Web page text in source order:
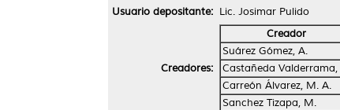
Usuario depositante: Lic. Josimar Pulido
Creadores:
Creador
Suárez Gómez, A.
Castañeda Valderrama,
Carreón Álvarez, M. A.
Sanchez Tizapa, M.